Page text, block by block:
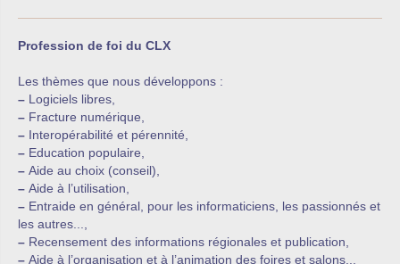
Profession de foi du CLX
Les thèmes que nous développons :
– Logiciels libres,
– Fracture numérique,
– Interopérabilité et pérennité,
– Education populaire,
– Aide au choix (conseil),
– Aide à l’utilisation,
– Entraide en général, pour les informaticiens, les passionnés et
les autres...,
– Recensement des informations régionales et publication,
– Aide à l’organisation et à l’animation des foires et salons...